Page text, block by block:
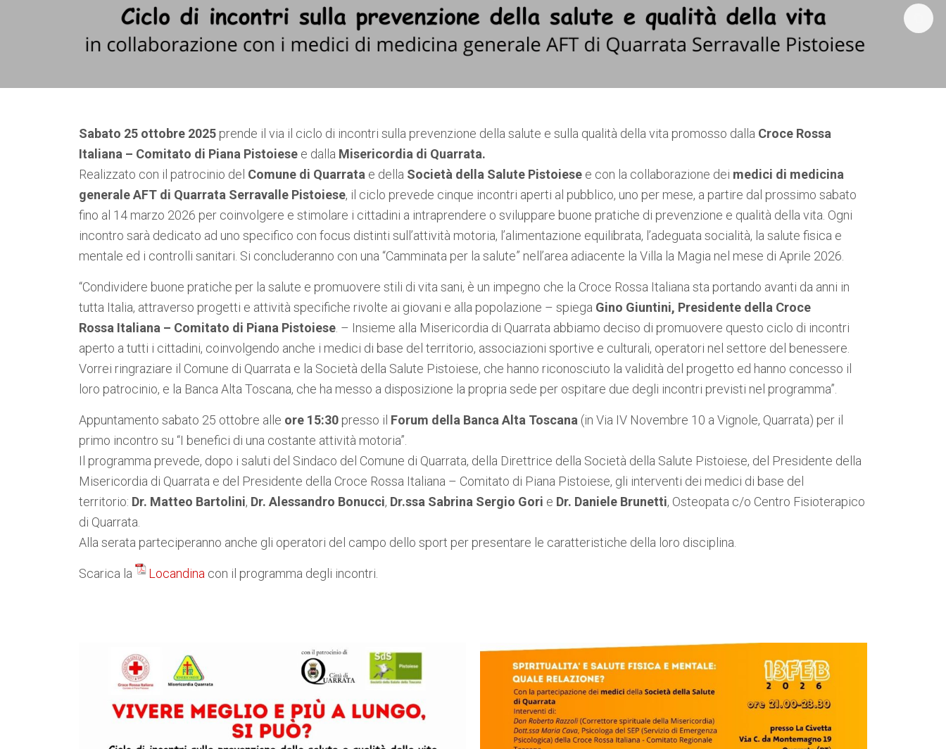
Sabato 25 ottobre 2025 prende il via il ciclo di incontri sulla prevenzione della salute e sulla qualità della vita promosso dalla Croce Rossa
Italiana – Comitato di Piana Pistoiese e dalla Misericordia di Quarrata.
Realizzato con il patrocinio del Comune di Quarrata e della Società della Salute Pistoiese e con la collaborazione dei medici di medicina
generale AFT di Quarrata Serravalle Pistoiese, il ciclo prevede cinque incontri aperti al pubblico, uno per mese, a partire dal prossimo sabato
fino al 14 marzo 2026 per coinvolgere e stimolare i cittadini a intraprendere o sviluppare buone pratiche di prevenzione e qualità della vita. Ogni
incontro sarà dedicato ad uno specifico con focus distinti sull’attività motoria, l’alimentazione equilibrata, l’adeguata socialità, la salute fisica e
mentale ed i controlli sanitari. Si concluderanno con una “Camminata per la salute” nell’area adiacente la Villa la Magia nel mese di Aprile 2026.
“Condividere buone pratiche per la salute e promuovere stili di vita sani, è un impegno che la Croce Rossa Italiana sta portando avanti da anni in
tutta Italia, attraverso progetti e attività specifiche rivolte ai giovani e alla popolazione – spiega Gino Giuntini, Presidente della Croce
Rossa Italiana – Comitato di Piana Pistoiese . – Insieme alla Misericordia di Quarrata abbiamo deciso di promuovere questo ciclo di incontri
aperto a tutti i cittadini, coinvolgendo anche i medici di base del territorio, associazioni sportive e culturali, operatori nel settore del benessere.
Vorrei ringraziare il Comune di Quarrata e la Società della Salute Pistoiese, che hanno riconosciuto la validità del progetto ed hanno concesso il
loro patrocinio, e la Banca Alta Toscana, che ha messo a disposizione la propria sede per ospitare due degli incontri previsti nel programma”.
Appuntamento sabato 25 ottobre alle ore 15:30 presso il Forum della Banca Alta Toscana (in Via IV Novembre 10 a Vignole, Quarrata) per il
primo incontro su “I benefici di una costante attività motoria”.
Il programma prevede, dopo i saluti del Sindaco del Comune di Quarrata, della Direttrice della Società della Salute Pistoiese, del Presidente della
Misericordia di Quarrata e del Presidente della Croce Rossa Italiana – Comitato di Piana Pistoiese, gli interventi dei medici di base del
territorio: Dr. Matteo Bartolini, Dr. Alessandro Bonucci, Dr.ssa Sabrina Sergio Gori e Dr. Daniele Brunetti, Osteopata c/o Centro Fisioterapico
di Quarrata.
Alla serata parteciperanno anche gli operatori del campo dello sport per presentare le caratteristiche della loro disciplina.
Scarica la Locandina con il programma degli incontri.